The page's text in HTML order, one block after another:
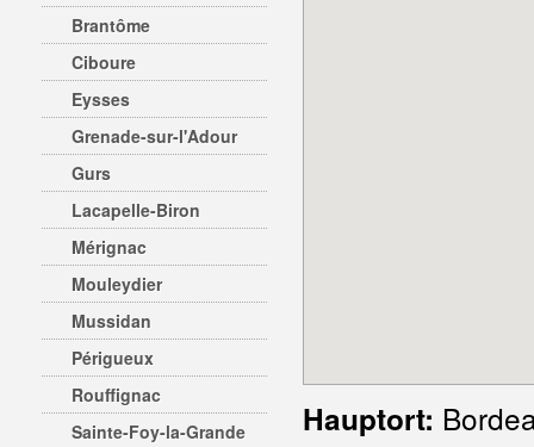
Brantôme
Ciboure
Eysses
Grenade-sur-l'Adour
Gurs
Lacapelle-Biron
Mérignac
Mouleydier
Mussidan
Périgueux
Rouffignac
Sainte-Foy-la-Grande
Hauptort: